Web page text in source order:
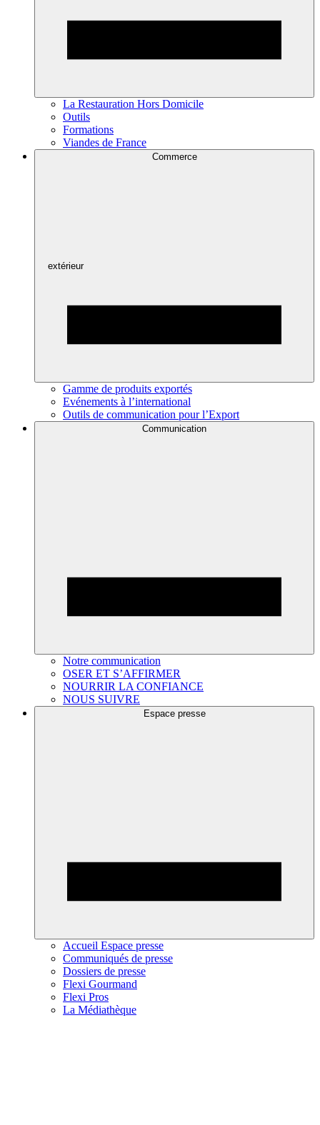
La Restauration Hors Domicile
Outils
Formations
Viandes de France
Commerce
extérieur
Gamme de produits exportés
Evénements à l’international
Outils de communication pour l’Export
Communication
Notre communication
OSER ET S’AFFIRMER
NOURRIR LA CONFIANCE
NOUS SUIVRE
Espace presse
Accueil Espace presse
Communiqués de presse
Dossiers de presse
Flexi Gourmand
Flexi Pros
La Médiathèque